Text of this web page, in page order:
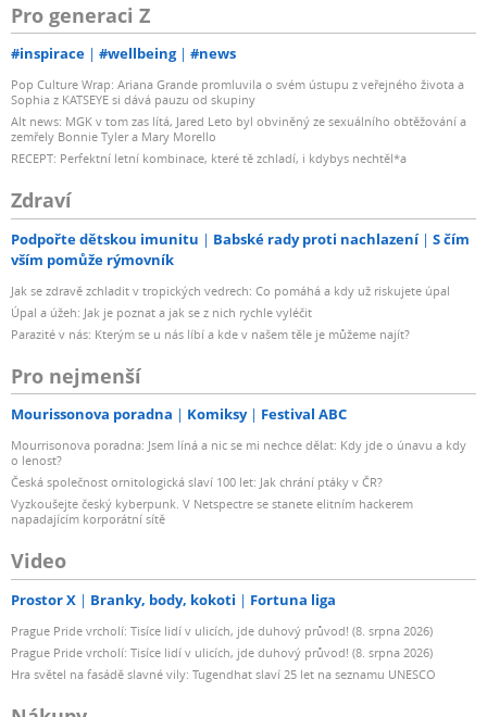
Pro generaci Z
#inspirace #wellbeing #news
Pop Culture Wrap: Ariana Grande promluvila o svém ústupu z veřejného života a
Sophia z KATSEYE si dává pauzu od skupiny
Alt news: MGK v tom zas lítá, Jared Leto byl obviněný ze sexuálního obtěžování a
zemřely Bonnie Tyler a Mary Morello
RECEPT: Perfektní letní kombinace, které tě zchladí, i kdybys nechtěl*a
Zdraví
Podpořte dětskou imunitu Babské rady proti nachlazení
S čím
vším pomůže rýmovník
Jak se zdravě zchladit v tropických vedrech: Co pomáhá a kdy už riskujete úpal
Úpal a úžeh: Jak je poznat a jak se z nich rychle vyléčit
Parazité v nás: Kterým se u nás líbí a kde v našem těle je můžeme najít?
Pro nejmenší
Mourissonova poradna Komiksy Festival ABC
Mourrisonova poradna: Jsem líná a nic se mi nechce dělat: Kdy jde o únavu a kdy
o lenost?
Česká společnost ornitologická slaví 100 let: Jak chrání ptáky v ČR?
Vyzkoušejte český kyberpunk. V Netspectre se stanete elitním hackerem
napadajícím korporátní sítě
Video
Prostor X Branky, body, kokoti Fortuna liga
Prague Pride vrcholí: Tisíce lidí v ulicích, jde duhový průvod! (8. srpna 2026)
Prague Pride vrcholí: Tisíce lidí v ulicích, jde duhový průvod! (8. srpna 2026)
Hra světel na fasádě slavné vily: Tugendhat slaví 25 let na seznamu UNESCO